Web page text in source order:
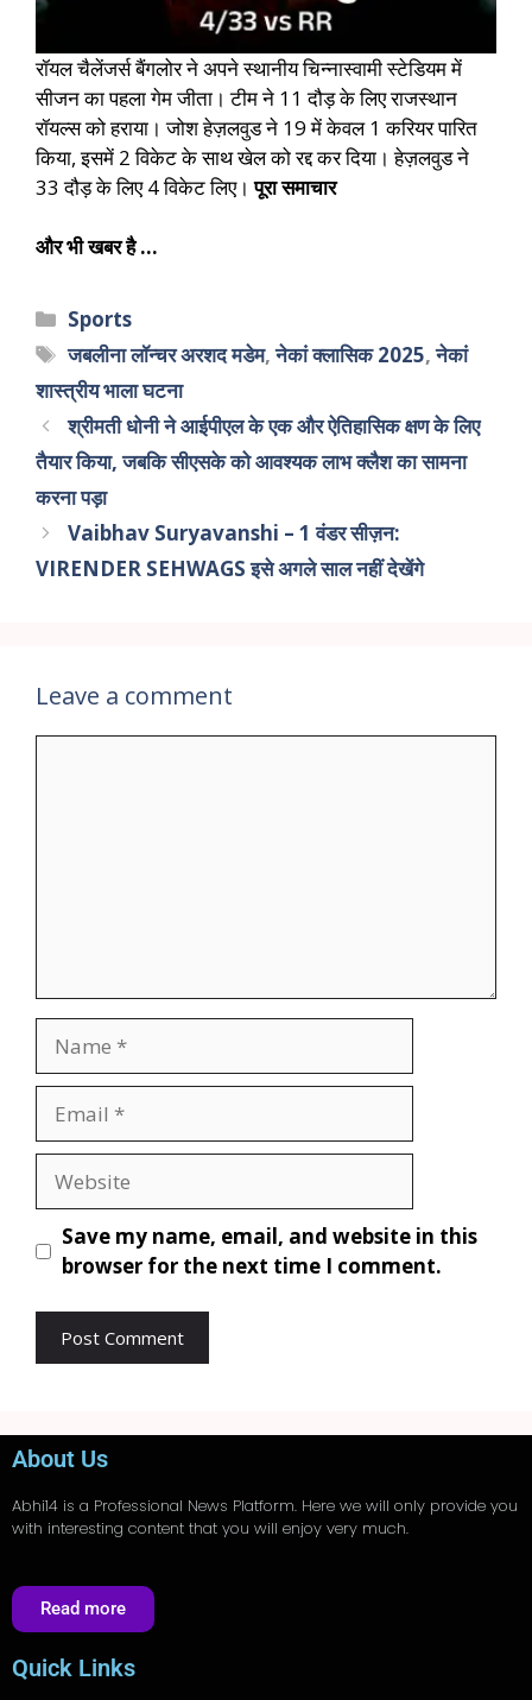
रॉयल चैलेंजर्स बैंगलोर ने अपने स्थानीय चिन्नास्वामी स्टेडियम में
सीजन का पहला गेम जीता। टीम ने 11 दौड़ के लिए राजस्थान
रॉयल्स को हराया। जोश हेज़लवुड ने 19 में केवल 1 करियर पारित
किया, इसमें 2 विकेट के साथ खेल को रद्द कर दिया। हेज़लवुड ने
33 दौड़ के लिए 4 विकेट लिए।पूरा समाचार
और भी खबर है …
Sports
जबलीना लॉन्चर अरशद मडेम,नेकां क्लासिक 2025,नेकां
शास्त्रीय भाला घटना
श्रीमती धोनी ने आईपीएल के एक और ऐतिहासिक क्षण के लिए
तैयार किया, जबकि सीएसके को आवश्यक लाभ क्लैश का सामना
करना पड़ा
Vaibhav Suryavanshi – 1 वंडर सीज़न:
VIRENDER SEHWAGS इसे अगले साल नहीं देखेंगे
Leave a comment
Save my name, email, and website in this
browser for the next time I comment.
About Us
Abhi14 is a Professional News Platform. Here we will only provide you
with interesting content that you will enjoy very much.
Read more
Quick Links